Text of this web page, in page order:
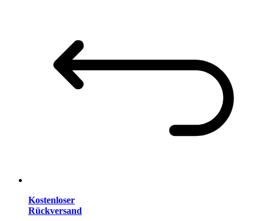
Kostenloser
Rückversand